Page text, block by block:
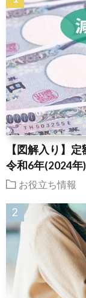
【図解入り】
令和6年(2024年
お役立ち情報